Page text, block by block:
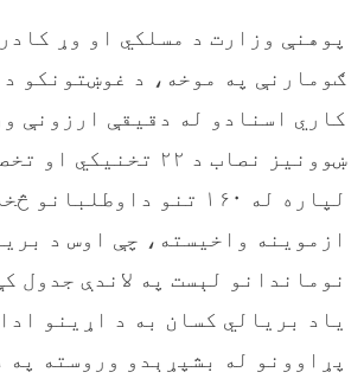
پوهنې وزارت د مسلکي او وړ
ګومارنې په موخه، د غوښتونکو د
کاري اسنادو له دقیقې ارزونې
ښوونیز نصاب د ۲۲
لپاره له ۱۶۰ تنو
ازموینه واخیسته، چې اوس د
نوماندانو لېست په لاندې جدول
یاد بریالي کسان به د اړینو
پړاوونو له بشپړېدو وروسته په